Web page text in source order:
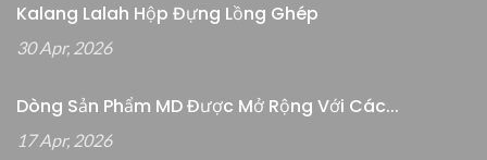
Kalang Lalah Hộp Đựng Lồng Ghép
30 Apr, 2026
Dòng Sản Phẩm MD Được Mở Rộng Với Các...
17 Apr, 2026